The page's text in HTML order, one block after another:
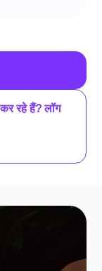
रहे हैं? लॉग